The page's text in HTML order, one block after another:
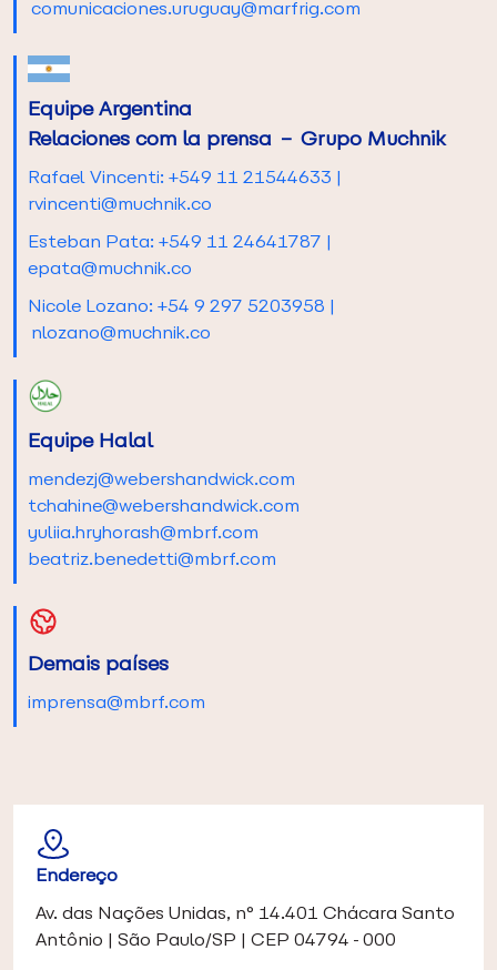
comunicaciones.uruguay@marfrig.com
Equipe Argentina
Relaciones com la prensa – Grupo Muchnik
Rafael Vincenti: +549 11 21544633 |
rvincenti@muchnik.co
Esteban Pata: +549 11 24641787 |
epata@muchnik.co
Nicole Lozano: +54 9 297 5203958 |
nlozano@muchnik.co
Equipe Halal
mendezj@webershandwick.com
tchahine@webershandwick.com
yuliia.hryhorash@mbrf.com
beatriz.benedetti@mbrf.com
Demais países
imprensa@mbrf.com
Endereço
Av. das Nações Unidas, n° 14.401 Chácara Santo
Antônio | São Paulo/SP | CEP 04794-000